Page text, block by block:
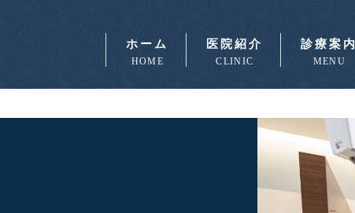
ホーム
HOME
医院紹介
CLINIC
診療案内
MENU